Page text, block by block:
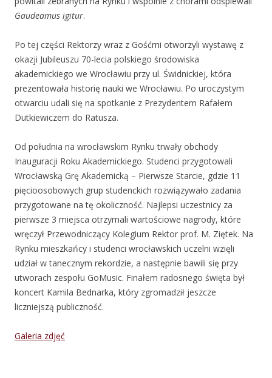
Gaudeamus igitur.
Po tej części Rektorzy wraz z Gośćmi otworzyli wystawę z
okazji Jubileuszu 70-lecia polskiego środowiska
akademickiego we Wrocławiu przy ul. Świdnickiej, która
prezentowała historię nauki we Wrocławiu. Po uroczystym
otwarciu udali się na spotkanie z Prezydentem Rafałem
Dutkiewiczem do Ratusza.
Od południa na wrocławskim Rynku trwały obchody
Inauguracji Roku Akademickiego. Studenci przygotowali
Wrocławską Grę Akademicką – Pierwsze Starcie, gdzie 11
pięcioosobowych grup studenckich rozwiązywało zadania
przygotowane na tę okoliczność. Najlepsi uczestnicy za
pierwsze 3 miejsca otrzymali wartościowe nagrody, które
wręczył Przewodniczący Kolegium Rektor prof. M. Ziętek. Na
Rynku mieszkańcy i studenci wrocławskich uczelni wzięli
udział w tanecznym rekordzie, a następnie bawili się przy
utworach zespołu GoMusic. Finałem radosnego święta był
koncert Kamila Bednarka, który zgromadził jeszcze
liczniejszą publiczność.
Galeria zdjęć